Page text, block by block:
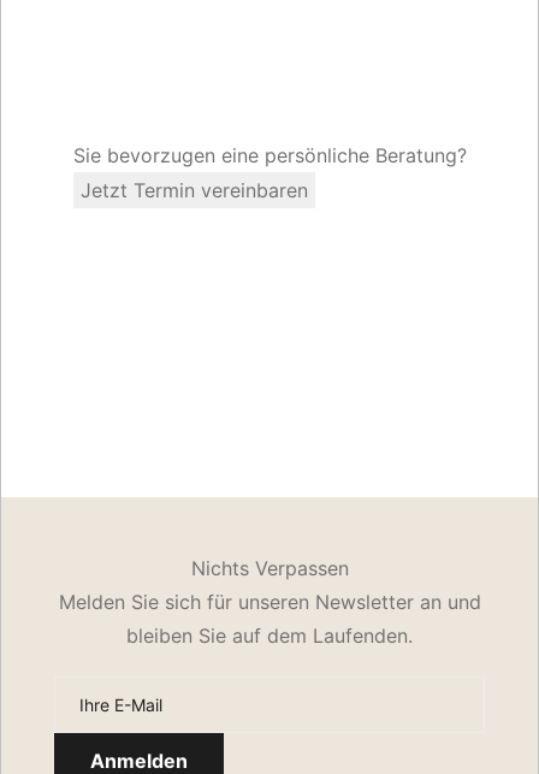
Sie bevorzugen eine persönliche Beratung?
Jetzt Termin vereinbaren
Nichts Verpassen
Melden Sie sich für unseren Newsletter an und
bleiben Sie auf dem Laufenden.